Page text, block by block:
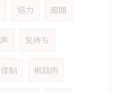
協力 周囲
声 気持ち
体制 相談所